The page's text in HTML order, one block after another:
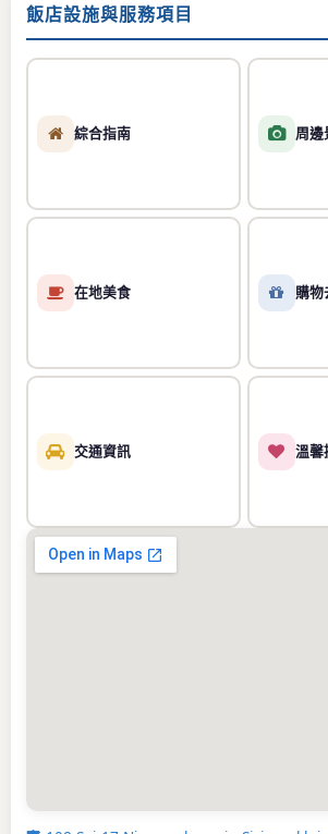
飯店設施與服務項目
綜合指南 周邊
在地美食 購物
交通資訊 溫馨